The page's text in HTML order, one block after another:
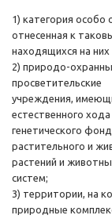
1) категория
отнесенная к
находящихся на
2) природо-
просветительские
учреждения,
естественного
генетического
растительного и
растений и
систем;
3) территории, на
природные